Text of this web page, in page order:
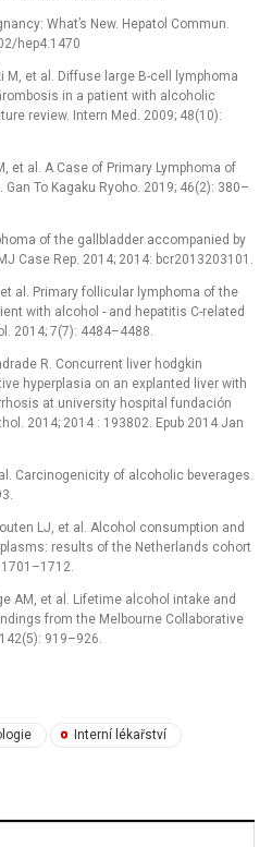
What’s New. Hepatol Commun.
hep4.1470
M, et al. Diffuse large B-cell lymphoma
in a patient with alcoholic
review. Intern Med. 2009; 48(10):
et al. A Case of Primary Lymphoma of
To Kagaku Ryoho. 2019; 46(2): 380–
of the gallbladder accompanied by
Case Rep. 2014; 2014: bcr2013203101.
al. Primary follicular lymphoma of the
with alcohol -⁠ and hepatitis C-related
2014; 7(7): 4484–4488.
R. Concurrent liver hodgkin
hyperplasia on an explanted liver with
at university hospital fundación
2014; 2014 : 193802. Epub 2014 Jan
Carcinogenicity of alcoholic beverages.
LJ, et al. Alcohol consumption and
results of the Netherlands cohort
AM, et al. Lifetime alcohol intake and
from the Melbourne Collaborative
919–926.
Interní lékařství